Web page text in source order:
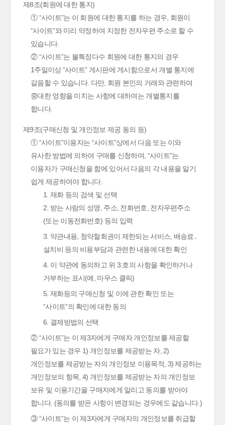
제8조(회원에 대한 통지)
① “사이트”는 이 회원에 대한 통지를 하는 경우, 회원이
“사이트”와 미리 약정하여 지정한 전자우편 주소로 할 수
있습니다.
② “사이트”는 불특정다수 회원에 대한 통지의 경우
1주일이상 “사이트” 게시판에 게시함으로서 개별 통지에
갈음할 수 있습니다. 다만, 회원 본인의 거래와 관련하여
중대한 영향을 미치는 사항에 대하여는 개별통지를
합니다.
제9조(구매신청 및 개인정보 제공 동의 등)
① “사이트”이용자는 “사이트”상에서 다음 또는 이와
유사한 방법에 의하여 구매를 신청하며, “사이트”는
이용자가 구매신청을 함에 있어서 다음의 각 내용을 알기
쉽게 제공하여야 합니다.
1. 재화 등의 검색 및 선택
2. 받는 사람의 성명, 주소, 전화번호, 전자우편주소
(또는 이동전화번호) 등의 입력
3. 약관내용, 청약철회권이 제한되는 서비스, 배송료․
설치비 등의 비용부담과 관련한 내용에 대한 확인
4. 이 약관에 동의하고 위 3.호의 사항을 확인하거나
거부하는 표시(예, 마우스 클릭)
5. 재화등의 구매신청 및 이에 관한 확인 또는
“사이트”의 확인에 대한 동의
6. 결제방법의 선택
② “사이트”는 이 제3자에게 구매자 개인정보를 제공할
필요가 있는 경우 1) 개인정보를 제공받는 자, 2)
개인정보를 제공받는 자의 개인정보 이용목적, 3) 제공하는
개인정보의 항목, 4) 개인정보를 제공받는 자의 개인정보
보유 및 이용기간을 구매자에게 알리고 동의를 받아야
합니다. (동의를 받은 사항이 변경되는 경우에도 같습니다.)
③ “사이트”는 이 제3자에게 구매자의 개인정보를 취급할